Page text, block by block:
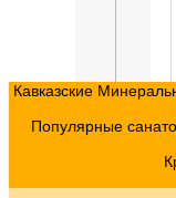
Кавказские
Популярные